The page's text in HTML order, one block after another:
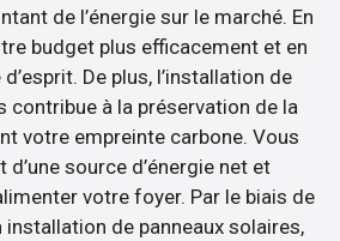
de l’énergie sur le marché. En
budget plus efficacement et en
De plus, l’installation de
contribue à la préservation de la
votre empreinte carbone. Vous
source d’énergie net et
votre foyer. Par le biais de
de panneaux solaires,